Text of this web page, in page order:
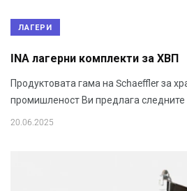
ЛАГЕРИ
INA лагерни комплекти за ХВП
Продуктовата гама на Schaeffler за
промишленост Ви предлага
20.06.2025